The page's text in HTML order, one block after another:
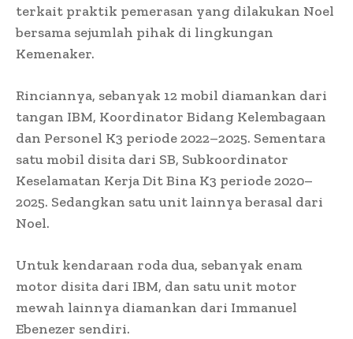
terkait praktik pemerasan yang dilakukan Noel
bersama sejumlah pihak di lingkungan
Kemenaker.
Rinciannya, sebanyak 12 mobil diamankan dari
tangan IBM, Koordinator Bidang Kelembagaan
dan Personel K3 periode 2022–2025. Sementara
satu mobil disita dari SB, Subkoordinator
Keselamatan Kerja Dit Bina K3 periode 2020–
2025. Sedangkan satu unit lainnya berasal dari
Noel.
Untuk kendaraan roda dua, sebanyak enam
motor disita dari IBM, dan satu unit motor
mewah lainnya diamankan dari Immanuel
Ebenezer sendiri.